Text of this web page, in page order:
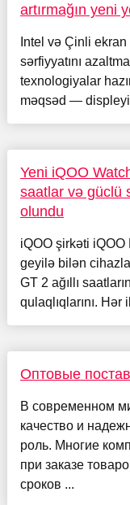
artırmağın yeni
Intel və Çinli ekran
sərfiyyatını
texnologiyalar
məqsəd —
Yeni iQOO
saatlar və güclü
olundu
iQOO şirkəti iQOO
geyilə bilən
GT 2 ağıllı
qulaqlıqlarını. Hər
Оптовые
В современном
качество и
роль. Многие
при заказе
сроков ...